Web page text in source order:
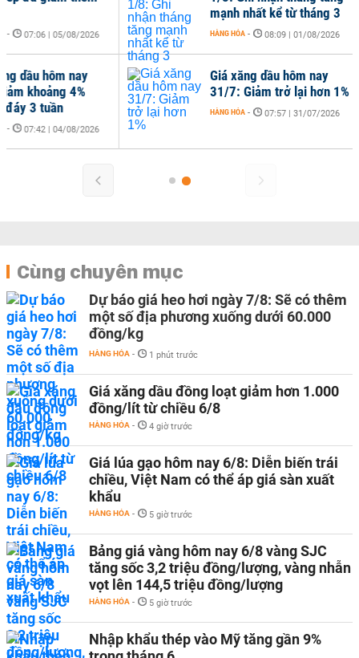
07:06 | 05/08/2026
dầu hôm nay
khoảng 4%
3 tuần
07:42 | 04/08/2026
mạnh nhất kể từ tháng 3
HÀNG HÓA - 08:09 | 01/08/2026
Giá xăng dầu hôm nay
31/7: Giảm trở lại hơn 1%
HÀNG HÓA - 07:57 | 31/07/2026
Cùng chuyên mục
Dự báo giá heo hơi ngày 7/8: Sẽ có thêm
một số địa phương xuống dưới 60.000
đồng/kg
HÀNG HÓA - 1 phút trước
Giá xăng dầu đồng loạt giảm hơn 1.000
đồng/lít từ chiều 6/8
HÀNG HÓA - 4 giờ trước
Giá lúa gạo hôm nay 6/8: Diễn biến trái
chiều, Việt Nam có thể áp giá sàn xuất
khẩu
HÀNG HÓA - 5 giờ trước
Bảng giá vàng hôm nay 6/8 vàng SJC
tăng sốc 3,2 triệu đồng/lượng, vàng nhẫn
vọt lên 144,5 triệu đồng/lượng
HÀNG HÓA - 5 giờ trước
Nhập khẩu thép vào Mỹ tăng gần 9%